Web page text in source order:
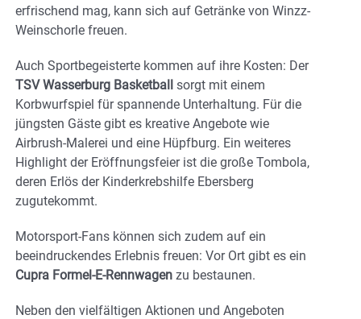
erfrischend mag, kann sich auf Getränke von Winzz-
Weinschorle freuen.
Auch Sportbegeisterte kommen auf ihre Kosten: Der
TSV Wasserburg Basketball sorgt mit einem
Korbwurfspiel für spannende Unterhaltung. Für die
jüngsten Gäste gibt es kreative Angebote wie
Airbrush-Malerei und eine Hüpfburg. Ein weiteres
Highlight der Eröffnungsfeier ist die große Tombola,
deren Erlös der Kinderkrebshilfe Ebersberg
zugutekommt.
Motorsport-Fans können sich zudem auf ein
beeindruckendes Erlebnis freuen: Vor Ort gibt es ein
Cupra Formel-E-Rennwagen zu bestaunen.
Neben den vielfältigen Aktionen und Angeboten